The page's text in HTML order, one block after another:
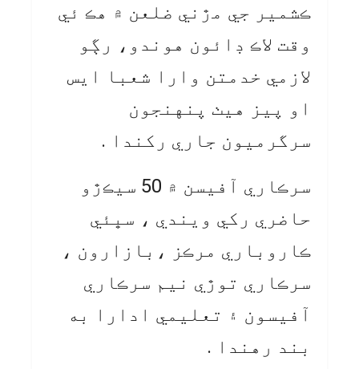
ڪشمير جي مڙني ضلعن ۾ هڪ ئي
وقت لاڪ ڊائون هوندو، رڳو
لازمي خدمتن وارا شعبا ايس
او پيز هيٺ پنهنجون
سرگرميون جاري رکندا .
سرڪاري آفيسن ۾ 50 سيڪڙو
حاضري رکي ويندي ، سڀئي
ڪاروباري مرڪز ،بازارون ،
سرڪاري توڙي نيم سرڪاري
آفيسون ۽ تعليمي ادارا به
بند رهندا .